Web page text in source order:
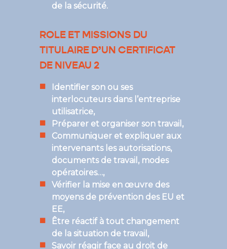
de la sécurité.
ROLE ET MISSIONS DU
TITULAIRE D’UN CERTIFICAT
DE NIVEAU 2
Identifier son ou ses
interlocuteurs dans l’entreprise
utilisatrice,
Préparer et organiser son travail,
Communiquer et expliquer aux
intervenants les autorisations,
documents de travail, modes
opératoires…,
Vérifier la mise en œuvre des
moyens de prévention des EU et
EE,
Être réactif à tout changement
de la situation de travail,
Savoir réagir face au droit de